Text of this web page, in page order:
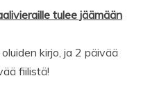
tulee jäämään
kirjo, ja 2 päivää
fiilistä!